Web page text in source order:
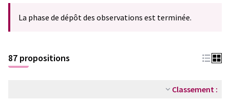
La phase de dépôt des observations est terminée.
87 propositions
Classement :